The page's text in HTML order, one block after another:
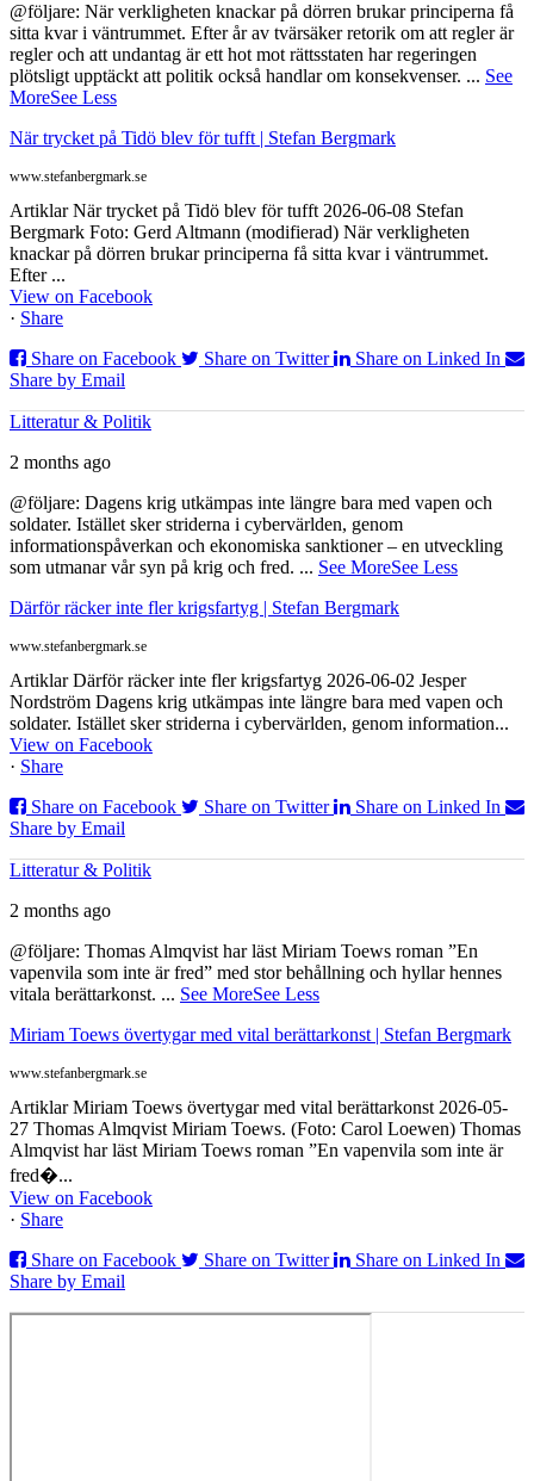
@följare: När verkligheten knackar på dörren brukar principerna få
sitta kvar i väntrummet. Efter år av tvärsäker retorik om att regler är
regler och att undantag är ett hot mot rättsstaten har regeringen
plötsligt upptäckt att politik också handlar om konsekvenser. ... See
MoreSee Less
När trycket på Tidö blev för tufft | Stefan Bergmark
www.stefanbergmark.se
Artiklar När trycket på Tidö blev för tufft 2026-06-08 Stefan
Bergmark Foto: Gerd Altmann (modifierad) När verkligheten
knackar på dörren brukar principerna få sitta kvar i väntrummet.
Efter ...
View on Facebook
· Share
Share on Facebook
Share on Twitter
Share on Linked In
Share by Email
Litteratur & Politik
2 months ago
@följare: Dagens krig utkämpas inte längre bara med vapen och
soldater. Istället sker striderna i cybervärlden, genom
informationspåverkan och ekonomiska sanktioner – en utveckling
som utmanar vår syn på krig och fred. ... See MoreSee Less
Därför räcker inte fler krigsfartyg | Stefan Bergmark
www.stefanbergmark.se
Artiklar Därför räcker inte fler krigsfartyg 2026-06-02 Jesper
Nordström Dagens krig utkämpas inte längre bara med vapen och
soldater. Istället sker striderna i cybervärlden, genom information...
View on Facebook
· Share
Share on Facebook
Share on Twitter
Share on Linked In
Share by Email
Litteratur & Politik
2 months ago
@följare: Thomas Almqvist har läst Miriam Toews roman ”En
vapenvila som inte är fred” med stor behållning och hyllar hennes
vitala berättarkonst. ... See MoreSee Less
Miriam Toews övertygar med vital berättarkonst | Stefan Bergmark
www.stefanbergmark.se
Artiklar Miriam Toews övertygar med vital berättarkonst 2026-05-
27 Thomas Almqvist Miriam Toews. (Foto: Carol Loewen) Thomas
Almqvist har läst Miriam Toews roman ”En vapenvila som inte är
fred�...
View on Facebook
· Share
Share on Facebook
Share on Twitter
Share on Linked In
Share by Email